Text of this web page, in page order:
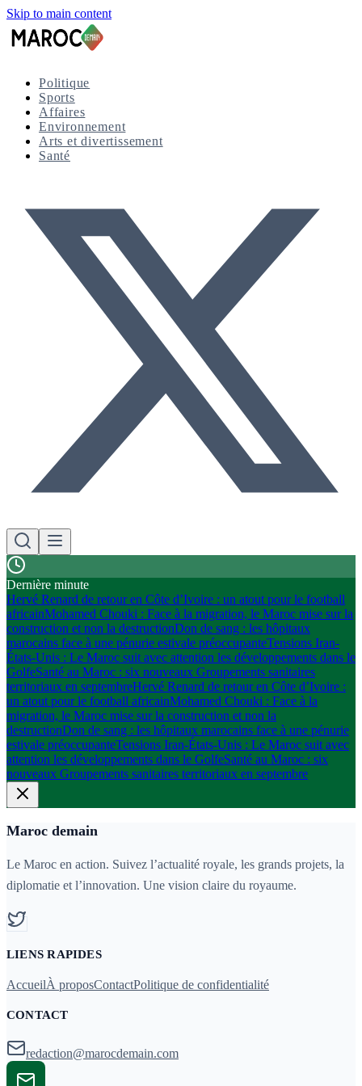
Skip to main content
Politique
Sports
Affaires
Environnement
Arts et divertissement
Santé
Dernière minute
Hervé Renard de retour en Côte d’Ivoire : un atout pour le football
africainMohamed Chouki : Face à la migration, le Maroc mise sur la
construction et non la destructionDon de sang : les hôpitaux
marocains face à une pénurie estivale préoccupanteTensions Iran-
États-Unis : Le Maroc suit avec attention les développements dans le
GolfeSanté au Maroc : six nouveaux Groupements sanitaires
territoriaux en septembreHervé Renard de retour en Côte d’Ivoire :
un atout pour le football africainMohamed Chouki : Face à la
migration, le Maroc mise sur la construction et non la
destructionDon de sang : les hôpitaux marocains face à une pénurie
estivale préoccupanteTensions Iran-États-Unis : Le Maroc suit avec
attention les développements dans le GolfeSanté au Maroc : six
nouveaux Groupements sanitaires territoriaux en septembre
Maroc demain
Le Maroc en action. Suivez l’actualité royale, les grands projets, la
diplomatie et l’innovation. Une vision claire du royaume.
LIENS RAPIDES
AccueilÀ proposContactPolitique de confidentialité
CONTACT
redaction@marocdemain.com